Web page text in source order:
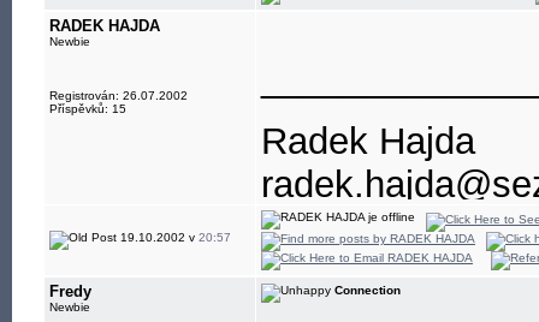
RADEK HAJDA
Newbie
Registrován: 26.07.2002
Příspěvků: 15
Radek Hajda
19.10.2002 v 20:57
Fredy
Newbie
Connection